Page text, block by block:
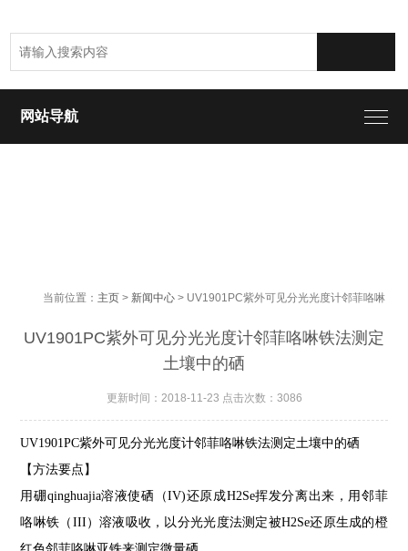
网站导航
当前位置： 主页 > 新闻中心 > UV1901PC紫外可见分光光度计邻菲咯啉
铁法测定土壤中的硒
UV1901PC紫外可见分光光度计邻菲咯啉铁法测定
土壤中的硒
更新时间：2018-11-23 点击次数：3086
UV1901PC紫外可见分光光度计邻菲咯啉铁法测定土壤中的硒
【方法要点】
用硼qinghuajia溶液使硒（IV)还原成H2Se挥发分离出来，用邻菲
咯啉铁（ III ）溶液吸收，以分光光度法测定被H2Se还原生成的橙